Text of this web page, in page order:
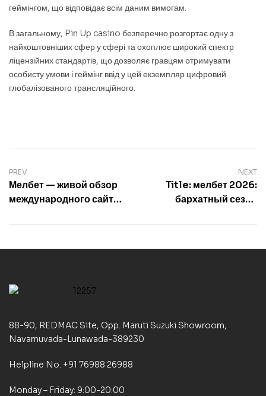
геймінгом, що відповідає всім даним вимогам.
В загальному, Pin Up casino безперечно розгортає одну з
найкоштовніших сфер у сфері та охоплює широкий спектр
ліцензійних стандартів, що дозволяє гравцям отримувати
особисту умови і геймінг ввід у цей екземпляр цифровий
глобалізованого трансляційного.
PREV
Мелбет — живой обзор
международного сайта,
превращается в игру
NEXT
Title: мелбет 2026:
бархатный сезон
международной
88-90, REDMAC Site, Opp. Maruti Suzuki Showroom,
Navamuvada-Lunawada-389230
Helpline No. +91 76988 26988
Monday – Friday: 9:00-20:00